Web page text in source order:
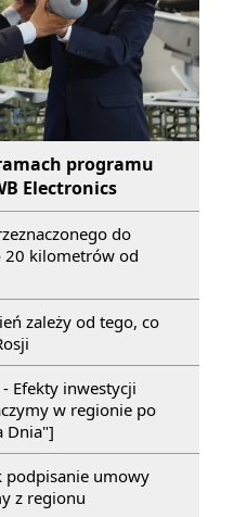
programu
Electronics
do
20 kilometrów od
zależy od tego, co
Efekty inwestycji
w regionie po
Dnia"]
podpisanie umowy
z regionu